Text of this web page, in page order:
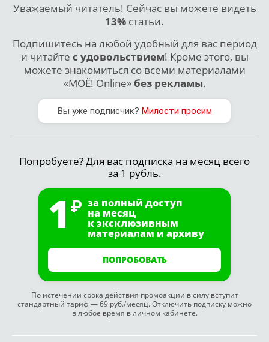
Уважаемый читатель! Сейчас вы можете видеть
13% статьи.
Подпишитесь на любой удобный для вас период
и читайте с удовольствием! Кроме этого, вы
можете знакомиться со всеми материалами
«МОЁ! Online»без рекламы.
Вы уже подписчик? Милости просим
Попробуете? Для вас подписка на месяц всего
за 1 рубль.
1 за полный доступ
на месяц
к эксклюзивным
материалам и архиву
ПОПРОБОВАТЬ
По истечении срока действия промоакции в силу вступит
стандартный тариф — 69 руб./месяц. Отключить подписку можно
в любое время в личном кабинете.